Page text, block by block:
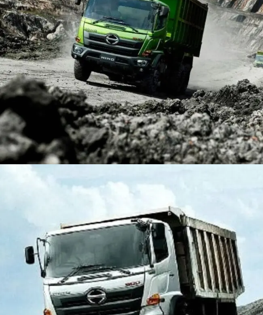
DUMP TRUCK TOOLS
HINO FM 285 JD – Euro2
Find Out More
DUMP TRUCK TOOLS
HINO FM 350 PL (Mining)